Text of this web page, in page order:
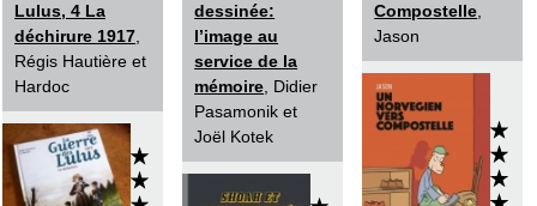
Lulus, 4 La
déchirure 1917
Régis Hautière et
Hardoc
dessinée:
l’image au
service de la
mémoire , Didier
Pasamonik et
Joël Kotek
Compostelle
Jason